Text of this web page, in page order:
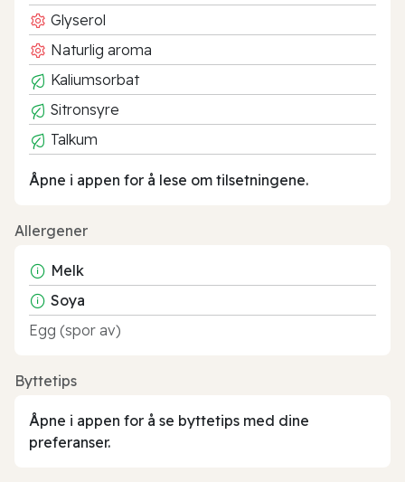
Glyserol
Naturlig aroma
Kaliumsorbat
Sitronsyre
Talkum
Åpne i appen for å lese om tilsetningene.
Allergener
Melk
Soya
Egg (spor av)
Byttetips
Åpne i appen for å se byttetips med dine
preferanser.